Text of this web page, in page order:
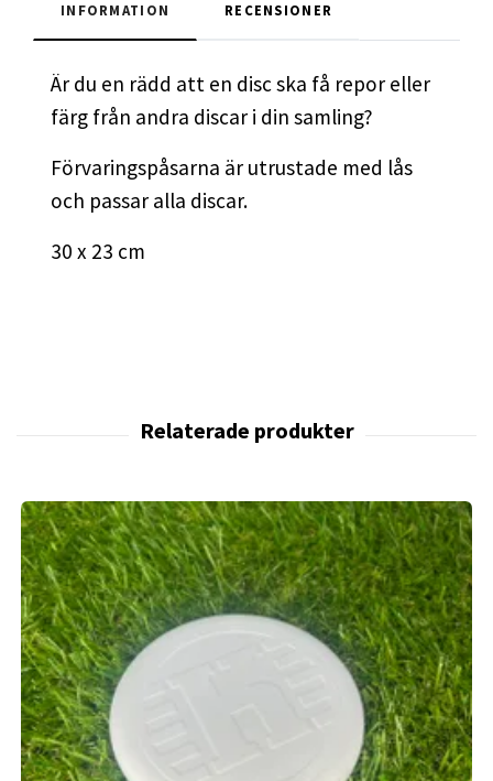
INFORMATION RECENSIONER
Är du en rädd att en disc ska få repor eller
färg från andra discar i din samling?
Förvaringspåsarna är utrustade med lås
och passar alla discar.
30 x 23 cm